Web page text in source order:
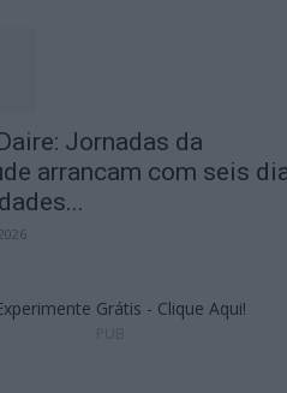
Jornadas da
arrancam com seis